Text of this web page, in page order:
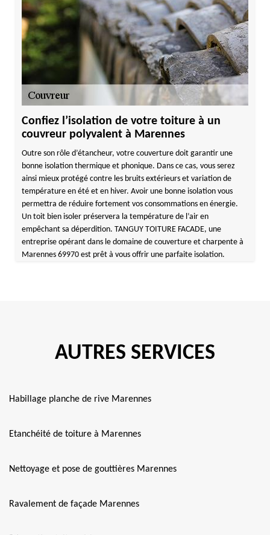
Confiez l’isolation de votre toiture à un
couvreur polyvalent à Marennes
Outre son rôle d’étancheur, votre couverture doit garantir une
bonne isolation thermique et phonique. Dans ce cas, vous serez
ainsi mieux protégé contre les bruits extérieurs et variation de
température en été et en hiver. Avoir une bonne isolation vous
permettra de réduire fortement vos consommations en énergie.
Un toit bien isoler préservera la température de l’air en
empêchant sa déperdition. TANGUY TOITURE FACADE, une
entreprise opérant dans le domaine de couverture et charpente à
Marennes 69970 est prêt à vous offrir une parfaite isolation.
AUTRES SERVICES
Habillage planche de rive Marennes
Etanchéité de toiture à Marennes
Nettoyage et pose de gouttières Marennes
Ravalement de façade Marennes